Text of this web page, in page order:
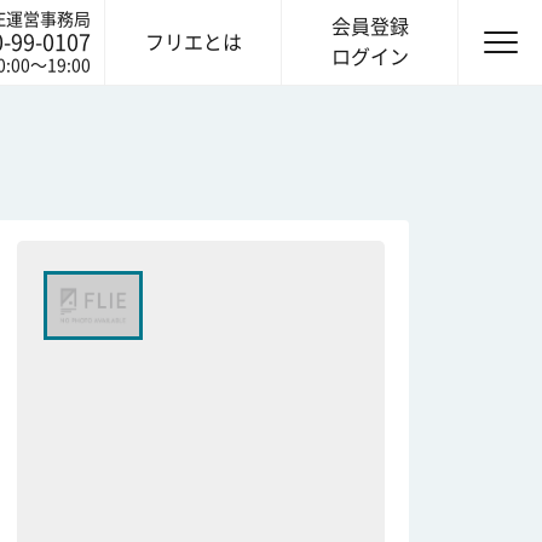
運営事務局
99-0107
〜19:00
フリエとは
会員登録
ログイン